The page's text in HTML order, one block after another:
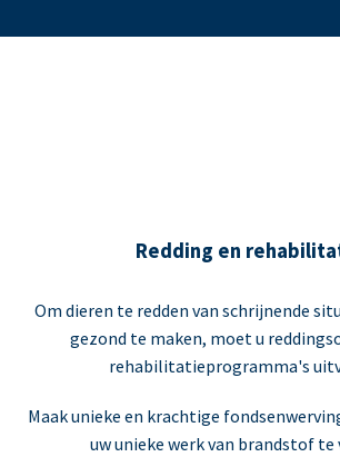
Redding en
Om dieren te redden van schrijnende
gezond te maken, moet u
rehabilitatieprogramma's
Maak unieke en krachtige
uw unieke werk van brandstof te